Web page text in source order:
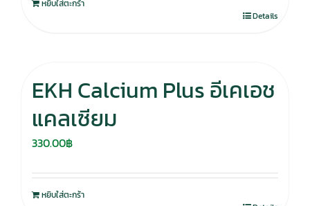
หยิบใส่ตะกร้า
Details
EKH Calcium Plus อีเคเอช
แคลเซียม
330.00฿
หยิบใส่ตะกร้า